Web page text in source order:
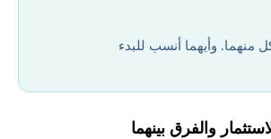
منهما. وأيهما أنسب للبدء
والفرق بينهما